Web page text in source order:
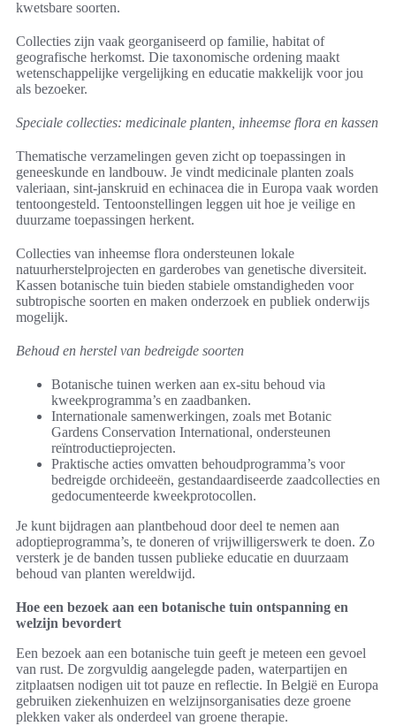
kwetsbare soorten.
Collecties zijn vaak georganiseerd op familie, habitat of
geografische herkomst. Die taxonomische ordening maakt
wetenschappelijke vergelijking en educatie makkelijk voor jou
als bezoeker.
Speciale collecties: medicinale planten, inheemse flora en kassen
Thematische verzamelingen geven zicht op toepassingen in
geneeskunde en landbouw. Je vindt medicinale planten zoals
valeriaan, sint-janskruid en echinacea die in Europa vaak worden
tentoongesteld. Tentoonstellingen leggen uit hoe je veilige en
duurzame toepassingen herkent.
Collecties van inheemse flora ondersteunen lokale
natuurherstelprojecten en garderobes van genetische diversiteit.
Kassen botanische tuin bieden stabiele omstandigheden voor
subtropische soorten en maken onderzoek en publiek onderwijs
mogelijk.
Behoud en herstel van bedreigde soorten
Botanische tuinen werken aan ex-situ behoud via
kweekprogramma’s en zaadbanken.
Internationale samenwerkingen, zoals met Botanic
Gardens Conservation International, ondersteunen
reïntroductieprojecten.
Praktische acties omvatten behoudprogramma’s voor
bedreigde orchideeën, gestandaardiseerde zaadcollecties en
gedocumenteerde kweekprotocollen.
Je kunt bijdragen aan plantbehoud door deel te nemen aan
adoptieprogramma’s, te doneren of vrijwilligerswerk te doen. Zo
versterk je de banden tussen publieke educatie en duurzaam
behoud van planten wereldwijd.
Hoe een bezoek aan een botanische tuin ontspanning en
welzijn bevordert
Een bezoek aan een botanische tuin geeft je meteen een gevoel
van rust. De zorgvuldig aangelegde paden, waterpartijen en
zitplaatsen nodigen uit tot pauze en reflectie. In België en Europa
gebruiken ziekenhuizen en welzijnsorganisaties deze groene
plekken vaker als onderdeel van groene therapie.